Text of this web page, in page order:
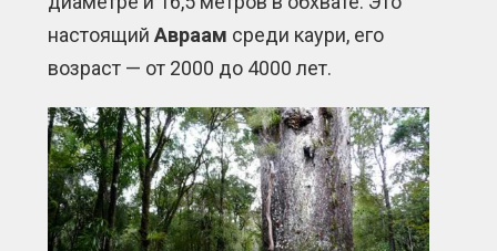
настоящийАвраам среди каури, его
возраст — от 2000 до 4000 лет.